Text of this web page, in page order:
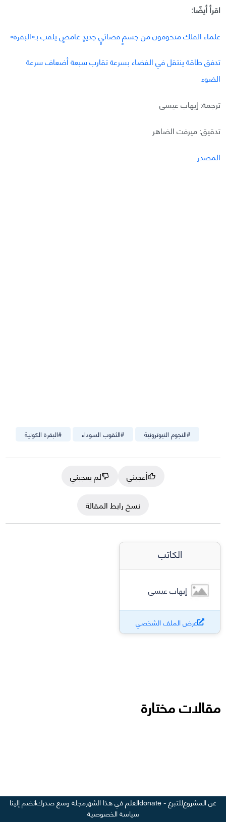
اقرأ أيضًا:
علماء الفلك متخوفون من جسمٍ فضائيٍ جديدٍ غامضٍ يلقب بـ«البقرة»
تدفق طاقة ينتقل في الفضاء بسرعة تقارب سبعة أضعاف سرعة
الضوء
ترجمة: إيهاب عيسى
تدقيق: ميرفت الضاهر
المصدر
#البقرة الكونية #الثقوب السوداء #النجوم النيوترونية
أعجبني
لم يعجبني
نسخ رابط المقالة
الكاتب
إيهاب عيسى
عرض الملف الشخصي
مقالات مختارة
عن المشروعللتبرع - donate العلم في هذا الشهرمجلة وسع صدركانضم إلينا
سياسة الخصوصية